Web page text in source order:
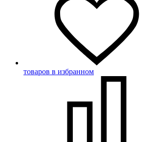
товаров в избранном